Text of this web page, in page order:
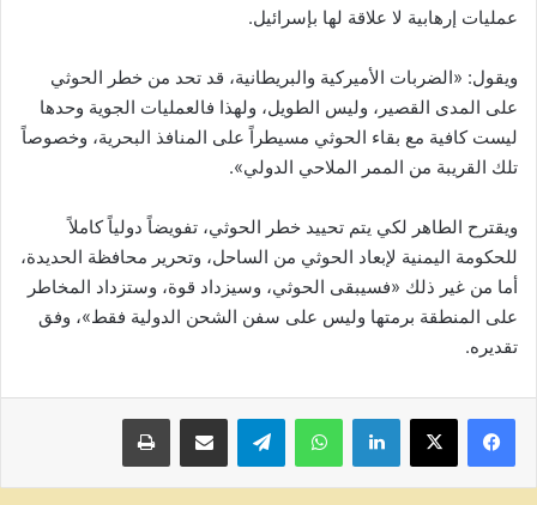
عمليات إرهابية لا علاقة لها بإسرائيل.
ويقول: «الضربات الأميركية والبريطانية، قد تحد من خطر الحوثي
على المدى القصير، وليس الطويل، ولهذا فالعمليات الجوية وحدها
ليست كافية مع بقاء الحوثي مسيطراً على المنافذ البحرية، وخصوصاً
تلك القريبة من الممر الملاحي الدولي».
ويقترح الطاهر لكي يتم تحييد خطر الحوثي، تفويضاً دولياً كاملاً
للحكومة اليمنية لإبعاد الحوثي من الساحل، وتحرير محافظة الحديدة،
أما من غير ذلك «فسيبقى الحوثي، وسيزداد قوة، وستزداد المخاطر
على المنطقة برمتها وليس على سفن الشحن الدولية فقط»، وفق
تقديره.
لينكدإن واتساب تيلقرام مشاركة عبر البريد طباعة